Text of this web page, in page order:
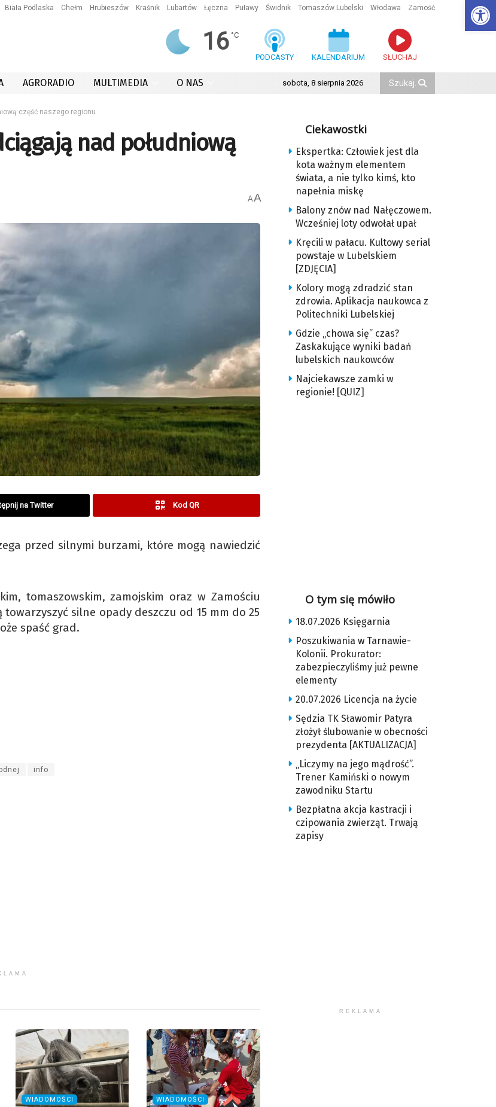
Biała Podlaska Chełm Hrubieszów Kraśnik Lubartów Łęczna Puławy Świdnik Tomaszów Lubelski Włodawa Zamość
16 °C
PODCASTY KALENDARIUM SŁUCHAJ
AGRORADIO MULTIMEDIA O NAS sobota, 8 sierpnia 2026
część naszego regionu
nad południową
AA
na Twitter Kod QR
przed silnymi burzami, które mogą nawiedzić
tomaszowskim, zamojskim oraz w Zamościu
silne opady deszczu od 15 mm do 25
spaść grad.
info
WIADOMOŚCI WIADOMOŚCI
Ciekawostki
Ekspertka: Człowiek jest dla
kota ważnym elementem
świata, a nie tylko kimś, kto
napełnia miskę
Balony znów nad Nałęczowem.
Wcześniej loty odwołał upał
Kręcili w pałacu. Kultowy serial
powstaje w Lubelskiem
[ZDJĘCIA]
Kolory mogą zdradzić stan
zdrowia. Aplikacja naukowca z
Politechniki Lubelskiej
Gdzie „chowa się” czas?
Zaskakujące wyniki badań
lubelskich naukowców
Najciekawsze zamki w
regionie! [QUIZ]
O tym się mówiło
18.07.2026 Księgarnia
Poszukiwania w Tarnawie-
Kolonii. Prokurator:
zabezpieczyliśmy już pewne
elementy
20.07.2026 Licencja na życie
Sędzia TK Sławomir Patyra
złożył ślubowanie w obecności
prezydenta [AKTUALIZACJA]
„Liczymy na jego mądrość”.
Trener Kamiński o nowym
zawodniku Startu
Bezpłatna akcja kastracji i
czipowania zwierząt. Trwają
zapisy
REKLAMA